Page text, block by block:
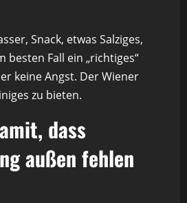
Snack, etwas Salziges,
besten Fall ein „richtiges“
keine Angst. Der Wiener
zu bieten.
dass
außen fehlen